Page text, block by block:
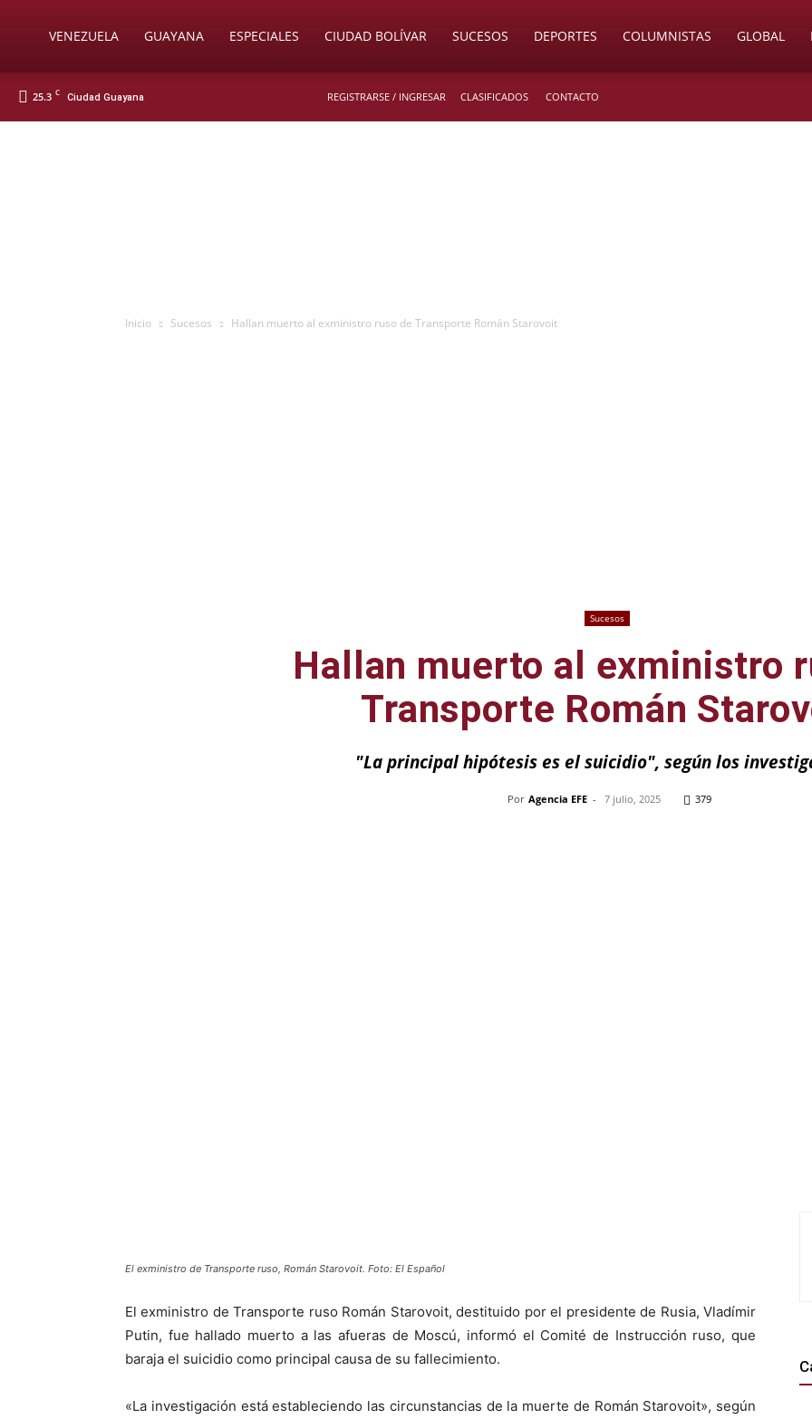
SoyVENEZUELA GUAYANA ESPECIALES CIUDAD BOLÍVAR SUCESOS DEPORTES COLUMNISTAS GLOBAL
25.3 C Ciudad Guayana REGISTRARSE / INGRESAR CLASIFICADOS CONTACTO
Inicio Sucesos Hallan muerto al exministro ruso de Transporte Román Starovoit
Sucesos
Hallan muerto al exministro
Transporte Román
"La principal hipótesis es el suicidio", según los
Por Agencia EFE - 7 julio, 2025 379
El exministro de Transporte ruso, Román Starovoit. Foto: El Español
El exministro de Transporte ruso Román Starovoit, destituido por el presidente de Rusia, Vladímir
Putin, fue hallado muerto a las afueras de Moscú, informó el Comité de Instrucción ruso, que
baraja el suicidio como principal causa de su fallecimiento.
«La investigación está estableciendo las circunstancias de la muerte de Román Starovoit», según